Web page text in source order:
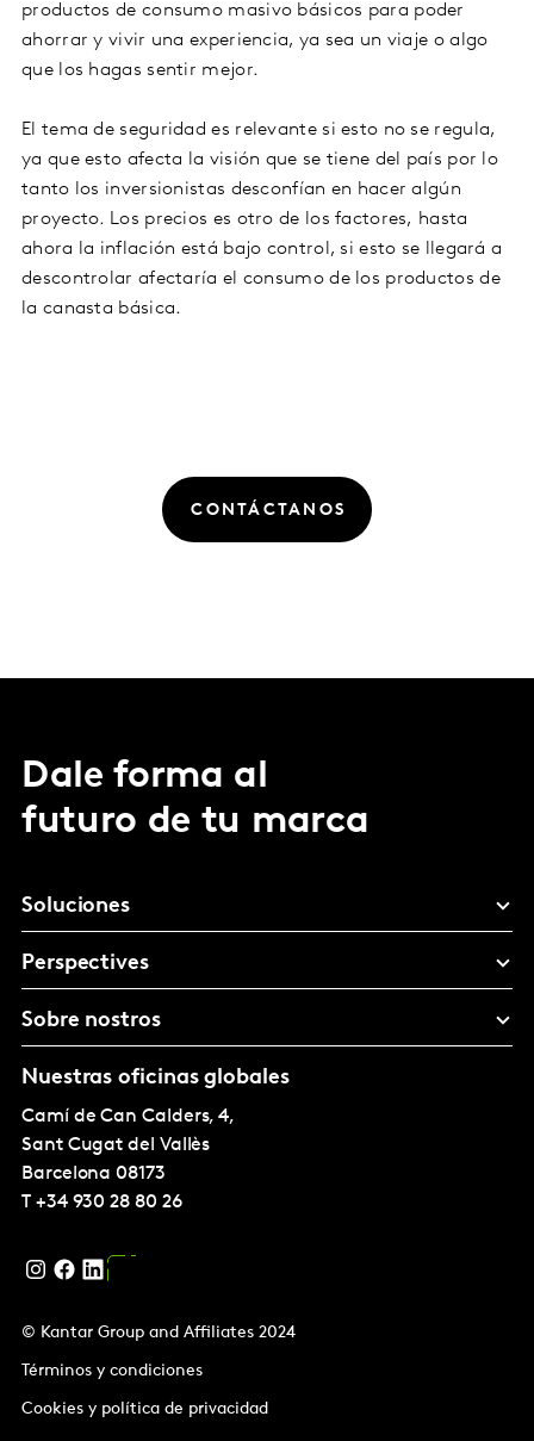
productos de consumo masivo básicos para poder
ahorrar y vivir una experiencia, ya sea un viaje o algo
que los hagas sentir mejor.
El tema de seguridad es relevante si esto no se regula,
ya que esto afecta la visión que se tiene del país por lo
tanto los inversionistas desconfían en hacer algún
proyecto. Los precios es otro de los factores, hasta
ahora la inflación está bajo control, si esto se llegará a
descontrolar afectaría el consumo de los productos de
la canasta básica.
CONTÁCTANOS
Dale forma al
futuro de tu marca
Soluciones
Perspectives
Sobre nostros
Nuestras oficinas globales
Camí de Can Calders, 4,
Sant Cugat del Vallès
Barcelona 08173
T +34 930 28 80 26
© Kantar Group and Affiliates 2024
Términos y condiciones
Cookies y política de privacidad